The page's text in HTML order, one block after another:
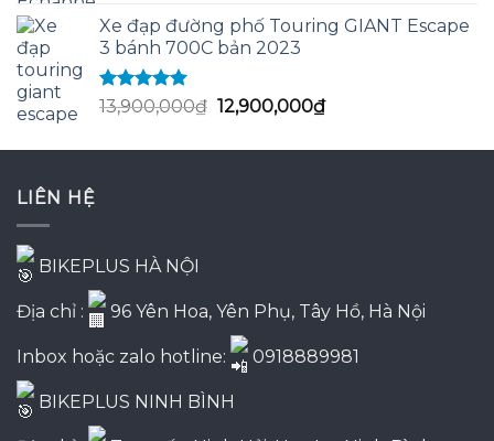
là:
1,600,000₫.
tại
là:
Xe đạp đường phố Touring GIANT Escape
3 bánh 700C bản 2023
Được xếp
hạng
5.00
13,900,000₫ Giá
là:
12,900,000₫Giá
tại
LIÊN HỆ
BIKEPLUS HÀ NỘI
Địa chỉ : 96 Yên Hoa, Yên Phụ, Tây Hồ, Hà Nội
Inbox hoặc zalo hotline: 0918889981
BIKEPLUS NINH BÌNH